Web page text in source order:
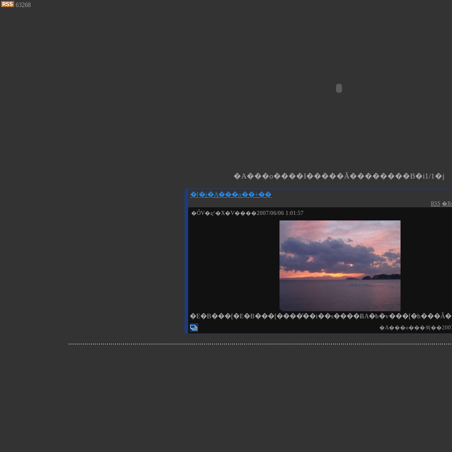
63268
�A���o����I�����Ă��������B�i1/1�j
�[�i�A���o��+��
RSS
�ŐV�ʐ^�X�V����2007/06/06 1:01:57
�A���o���쐬��2007/